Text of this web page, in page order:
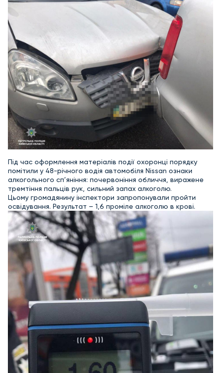
Під час оформлення матеріалів події охоронці порядку
помітили у 48-річного водія автомобіля Nissan ознаки
алкогольного сп’яніння: почервоніння обличчя, виражене
тремтіння пальців рук, сильний запах алкоголю.
Цьому громадянину інспектори запропонували пройти
освідування. Результат – 1,6 проміле алкоголю в крові.